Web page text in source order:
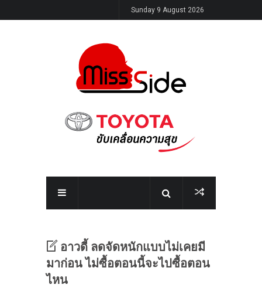
Sunday 9 August 2026
อาวดี้ ลดจัดหนักแบบไม่เคยมี
มาก่อน ไม่ซื้อตอนนี้จะไปซื้อตอน
ไหน